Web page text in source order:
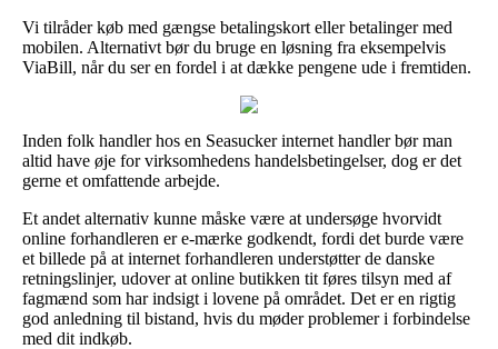
Vi tilråder køb med gængse betalingskort eller betalinger med
mobilen. Alternativt bør du bruge en løsning fra eksempelvis
ViaBill, når du ser en fordel i at dække pengene ude i fremtiden.
Inden folk handler hos en Seasucker internet handler bør man
altid have øje for virksomhedens handelsbetingelser, dog er det
gerne et omfattende arbejde.
Et andet alternativ kunne måske være at undersøge hvorvidt
online forhandleren er e-mærke godkendt, fordi det burde være
et billede på at internet forhandleren understøtter de danske
retningslinjer, udover at online butikken tit føres tilsyn med af
fagmænd som har indsigt i lovene på området. Det er en rigtig
god anledning til bistand, hvis du møder problemer i forbindelse
med dit indkøb.